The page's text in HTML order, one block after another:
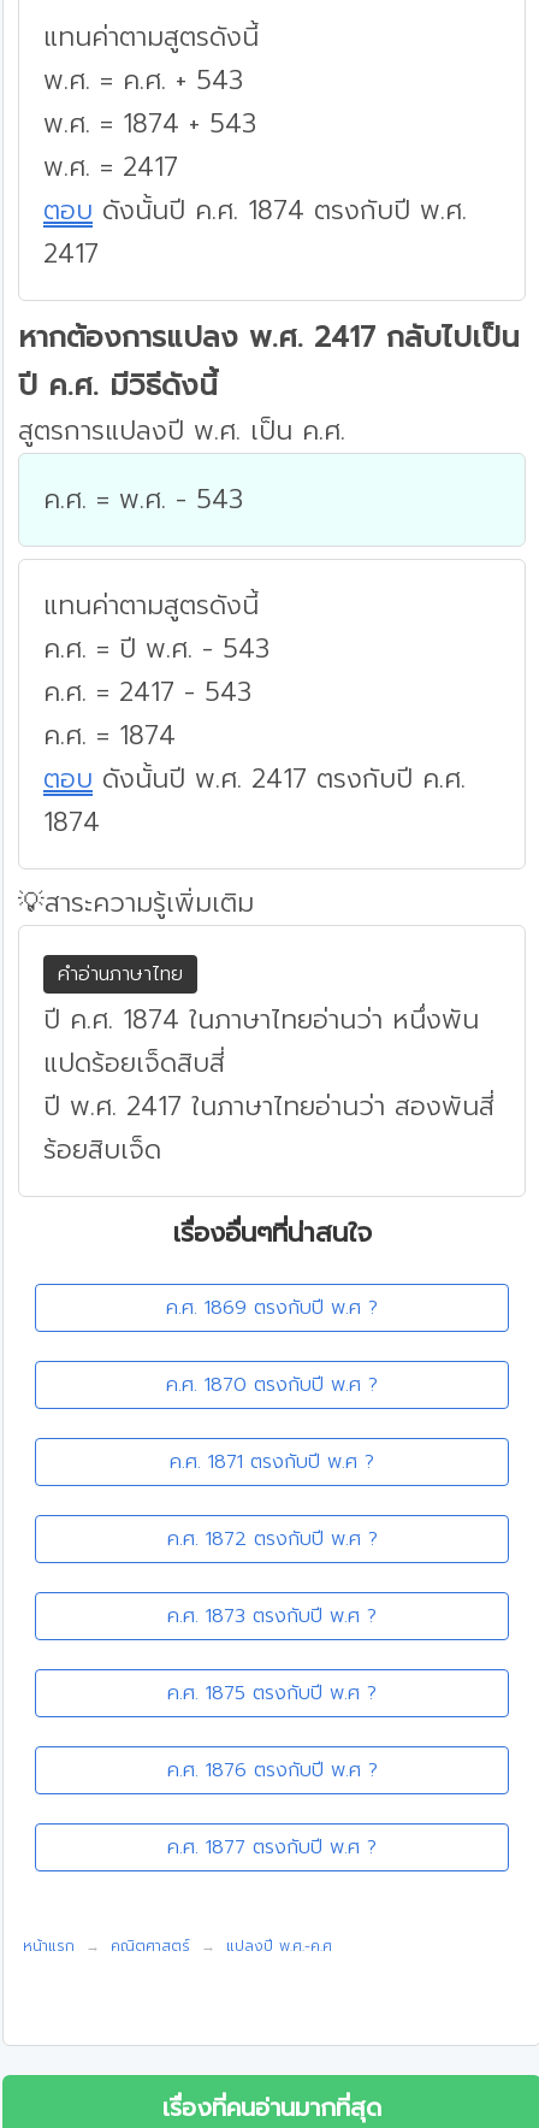
แทนค่าตามสูตรดังนี้
พ.ศ. = ค.ศ. + 543
พ.ศ. = 1874 + 543
พ.ศ. = 2417
ตอบ ดังนั้นปี ค.ศ. 1874 ตรงกับปี พ.ศ.
2417
หากต้องการแปลง พ.ศ. 2417 กลับไปเป็น
ปี ค.ศ. มีวิธีดังนี้
สูตรการแปลงปี พ.ศ. เป็น ค.ศ.
ค.ศ. = พ.ศ. - 543
แทนค่าตามสูตรดังนี้
ค.ศ. = ปี พ.ศ. - 543
ค.ศ. = 2417 - 543
ค.ศ. = 1874
ตอบ ดังนั้นปี พ.ศ. 2417 ตรงกับปี ค.ศ.
1874
💡สาระความรู้เพิ่มเติม
คำอ่านภาษาไทย
ปี ค.ศ. 1874 ในภาษาไทยอ่านว่า หนึ่งพัน
แปดร้อยเจ็ดสิบสี่
ปี พ.ศ. 2417 ในภาษาไทยอ่านว่า สองพันสี่
ร้อยสิบเจ็ด
เรื่องอื่นๆที่น่าสนใจ
ค.ศ. 1869 ตรงกับปี พ.ศ ?
ค.ศ. 1870 ตรงกับปี พ.ศ ?
ค.ศ. 1871 ตรงกับปี พ.ศ ?
ค.ศ. 1872 ตรงกับปี พ.ศ ?
ค.ศ. 1873 ตรงกับปี พ.ศ ?
ค.ศ. 1875 ตรงกับปี พ.ศ ?
ค.ศ. 1876 ตรงกับปี พ.ศ ?
ค.ศ. 1877 ตรงกับปี พ.ศ ?
หน้าแรก คณิตศาสตร์ แปลงปี พ.ศ.-ค.ศ
เรื่องที่คนอ่านมากที่สุด